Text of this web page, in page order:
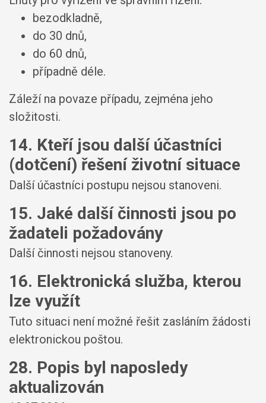
bezodkladně,
do 30 dnů,
do 60 dnů,
případně déle.
Záleží na povaze případu, zejména jeho
složitosti.
14. Kteří jsou další účastníci
(dotčení) řešení životní situace
Další účastníci postupu nejsou stanoveni.
15. Jaké další činnosti jsou po
žadateli požadovány
Další činnosti nejsou stanoveny.
16. Elektronická služba, kterou
lze využít
Tuto situaci není možné řešit zasláním žádosti
elektronickou poštou.
28. Popis byl naposledy
aktualizován